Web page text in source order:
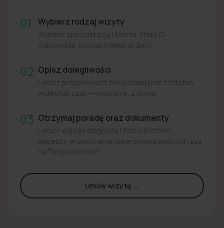
01 Wybierz rodzaj wizyty
Wybierz specjalizację i termin, który Ci
odpowiada. Dostępni lekarze 24/7.
02 Opisz dolegliwości
Lekarz przeprowadzi teleporadę przez telefon,
wideo lub czat — wygodnie, z domu.
03 Otrzymaj poradę oraz dokumenty
Lekarz wyjaśni diagnozę i zaleci leczenie.
Recepty, e-zwolnienia i skierowania trafią od razu
na Twoje konto IKP.
Umów wizytę →